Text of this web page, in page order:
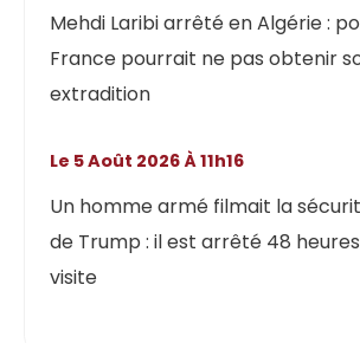
Mehdi Laribi arrêté en Algérie :
France pourrait ne pas obtenir
extradition
Un homme armé filmait la
de Trump : il est arrêté 48
visite
Le 5 Août 2026 À 11h16